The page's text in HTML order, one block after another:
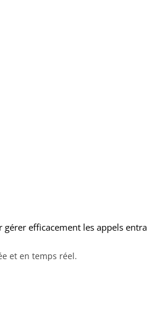
efficacement les appels
et en temps réel.